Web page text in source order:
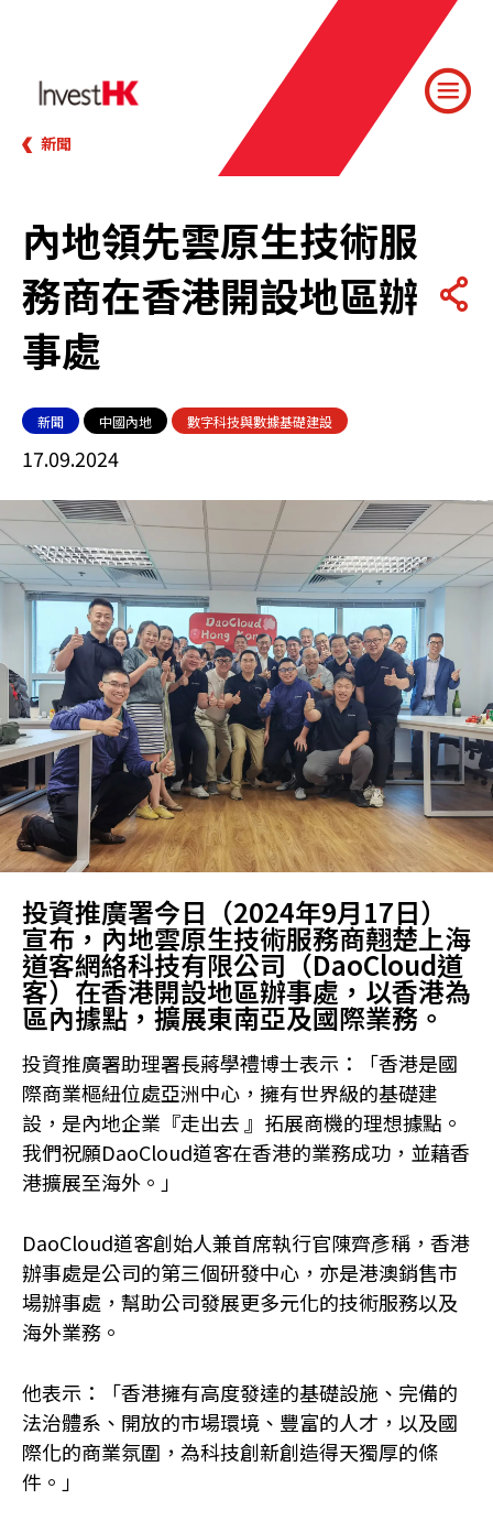
新聞
內地領先雲原生技術服
務商在香港開設地區辦
事處
新聞 中國內地 數字科技與數據基礎建設
17.09.2024
投資推廣署今日（2024年9月17日）
宣布，內地雲原生技術服務商翹楚上海
道客網絡科技有限公司（DaoCloud道
客）在香港開設地區辦事處，以香港為
區內據點，擴展東南亞及國際業務。
投資推廣署助理署長蔣學禮博士表示：「香港是國
際商業樞紐位處亞洲中心，擁有世界級的基礎建
設，是內地企業『走出去 』拓展商機的理想據點。
我們祝願DaoCloud道客在香港的業務成功，並藉香
港擴展至海外。」
DaoCloud道客創始人兼首席執行官陳齊彥稱，香港
辦事處是公司的第三個研發中心，亦是港澳銷售市
場辦事處，幫助公司發展更多元化的技術服務以及
海外業務。
他表示：「香港擁有高度發達的基礎設施、完備的
法治體系、開放的市場環境、豐富的人才，以及國
際化的商業氛圍，為科技創新創造得天獨厚的條
件。」